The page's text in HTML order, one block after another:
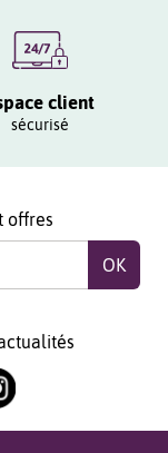
client
sécurisé
offres